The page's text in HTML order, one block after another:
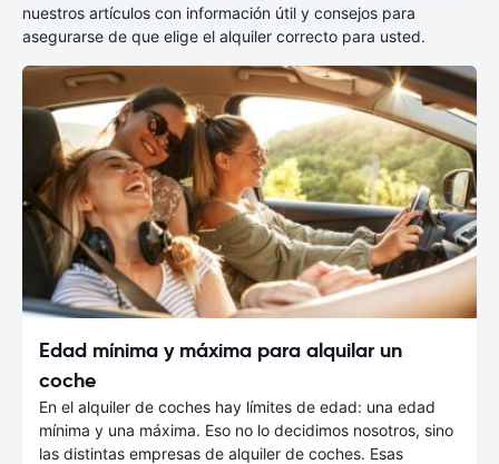
nuestros artículos con información útil y consejos para
asegurarse de que elige el alquiler correcto para usted.
Edad mínima y máxima para alquilar un
coche
En el alquiler de coches hay límites de edad: una edad
mínima y una máxima. Eso no lo decidimos nosotros, sino
las distintas empresas de alquiler de coches. Esas